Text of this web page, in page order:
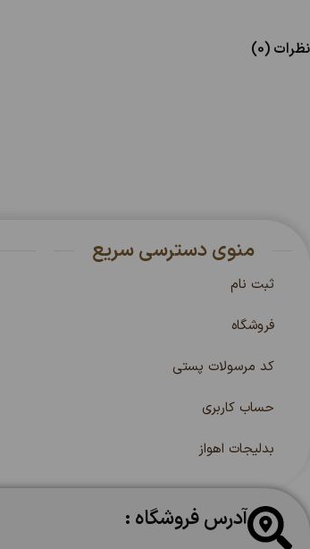
نظرات (0)
منوی دسترسی سریع
ثبت نام
فروشگاه
کد مرسولات پستی
حساب کاربری
بدلیجات اهواز
آدرس فروشگاه :